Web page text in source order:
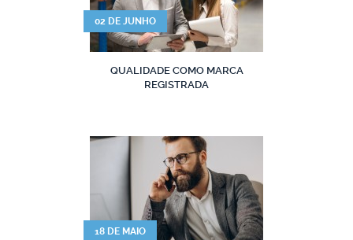
02 DE JUNHO
QUALIDADE COMO MARCA
REGISTRADA
18 DE MAIO